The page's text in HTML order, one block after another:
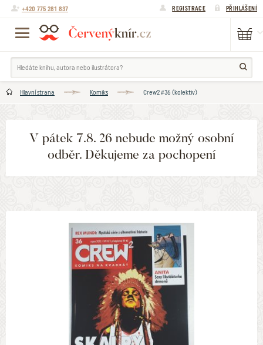
+420 775 281 837 REGISTRACE PŘIHLÁŠENÍ
Hlavní strana Komiks Crew2 #36 (kolektiv)
V pátek 7.8. 26 nebude možný osobní
odběr. Děkujeme za pochopení